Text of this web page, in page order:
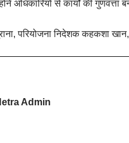
अधिकारियों से कार्यों की गुणवत्ता
परियोजना निदेशक कहकशा
Admin